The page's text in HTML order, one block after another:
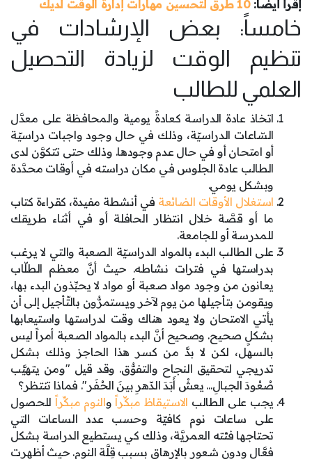
إقرأ أيضاً:10 طرق لتحسين مهارات إدارة الوقت لديك
خامساً: بعض الإرشادات في
تنظيم الوقت لزيادة التحصيل
العلمي للطالب
اتخاذ عادة الدراسة كعادةً يومية والمحافظة على معدَّل
السّاعات الدراسيّة، وذلك في حال وجود واجبات دراسيّة
أو امتحان أو في حال عدم وجودها. وذلك حتى تتكوَّن لدى
الطالب عادة الجلوس في مكان دراسته في أوقات محدَّدة
وبشكل يومي.
استغلال الأوقات الضائعة في أنشطة مفيدة، كقراءة كتاب
ما أو قصَّة خلال انتظار الحافلة أو في أثناء طريقك
للمدرسة أو للجامعة.
على الطالب البدء بالمواد الدراسيّة الصعبة والتي لا يرغب
بدراستها في فترات نشاطه. حيث أنَّ معظم الطلّاب
يعانون من وجود مواد صعبة أو مواد لا يحبِّذون البدء بها،
ويقومن بتأجيلها من يوم لآخر ويستمرُّون بالتّأجيل إلى أن
يأتي الامتحان ولا يعود هناك وقت لدراستها واستيعابها
بشكلٍ صحيح. وصحيح أنَّ البدء بالمواد الصعبة أمراً ليس
بالسهل، لكن لا بدَّ من كسر هذا الحاجز وذلك بشكل
تدريجي لتحقيق النجاح والتفوُّق. وقد قيل "ومن يتهيَّب
صُعُودَ الجبالِ... يعشْ أَبَدَ الدّهرِ بينَ الحُفَر". فماذا تنتظر؟
يجب على الطالب الاستيقاظ مبكِّراً والنوم مبكِّراً للحصول
على ساعات نوم كافيّة وحسب عدد الساعات التي
تحتاجها فئته العمريَّة، وذلك كي يستطيع الدراسة بشكل
فعَّال ودون شعور بالإرهاق بسبب قِلَّة النوم. حيث أظهرت